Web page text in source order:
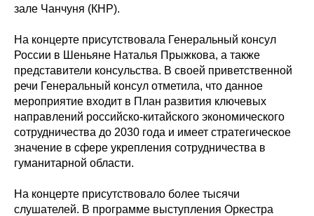
зале Чанчуня (КНР).
На концерте присутствовала Генеральный консул
России в Шеньяне Наталья Прыжкова, а также
представители консульства. В своей приветственной
речи Генеральный консул отметила, что данное
мероприятие входит в План развития ключевых
направлений российско-китайского экономического
сотрудничества до 2030 года и имеет стратегическое
значение в сфере укрепления сотрудничества в
гуманитарной области.
На концерте присутствовало более тысячи
слушателей. В программе выступления Оркестра